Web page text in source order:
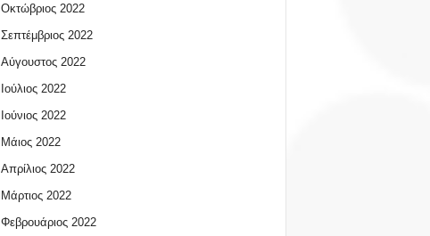
Οκτώβριος 2022
Σεπτέμβριος 2022
Αύγουστος 2022
Ιούλιος 2022
Ιούνιος 2022
Μάιος 2022
Απρίλιος 2022
Μάρτιος 2022
Φεβρουάριος 2022